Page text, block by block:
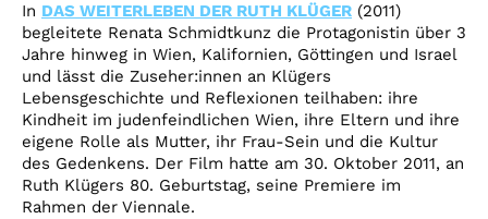
In DAS WEITERLEBEN DER RUTH KLÜGER (2011)
begleitete Renata Schmidtkunz die Protagonistin über 3
Jahre hinweg in Wien, Kalifornien, Göttingen und Israel
und lässt die Zuseher:innen an Klügers
Lebensgeschichte und Reflexionen teilhaben: ihre
Kindheit im judenfeindlichen Wien, ihre Eltern und ihre
eigene Rolle als Mutter, ihr Frau-Sein und die Kultur
des Gedenkens. Der Film hatte am 30. Oktober 2011, an
Ruth Klügers 80. Geburtstag, seine Premiere im
Rahmen der Viennale.